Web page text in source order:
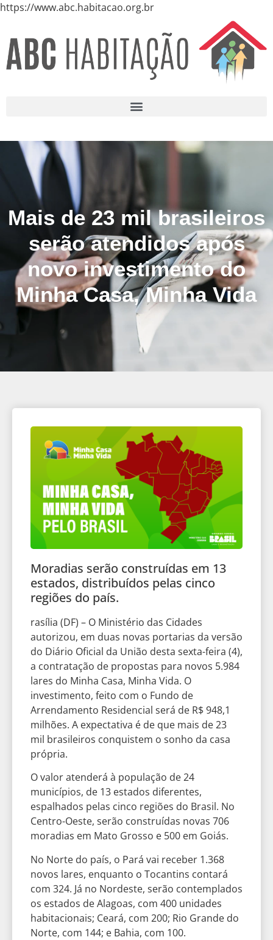
https://www.abc.habitacao.org.br
Mais de 23 mil brasileiros
serão atendidos após
novo investimento do
Minha Casa, Minha Vida
Moradias serão construídas em 13
estados, distribuídos pelas cinco
regiões do país.
rasília (DF) – O Ministério das Cidades
autorizou, em duas novas portarias da versão
do Diário Oficial da União desta sexta-feira (4),
a contratação de propostas para novos 5.984
lares do Minha Casa, Minha Vida. O
investimento, feito com o Fundo de
Arrendamento Residencial será de R$ 948,1
milhões. A expectativa é de que mais de 23
mil brasileiros conquistem o sonho da casa
própria.
O valor atenderá à população de 24
municípios, de 13 estados diferentes,
espalhados pelas cinco regiões do Brasil. No
Centro-Oeste, serão construídas novas 706
moradias em Mato Grosso e 500 em Goiás.
No Norte do país, o Pará vai receber 1.368
novos lares, enquanto o Tocantins contará
com 324. Já no Nordeste, serão contemplados
os estados de Alagoas, com 400 unidades
habitacionais; Ceará, com 200; Rio Grande do
Norte, com 144; e Bahia, com 100.